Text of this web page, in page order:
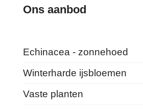
Ons aanbod
Echinacea - zonnehoed
Winterharde ijsbloemen
Vaste planten